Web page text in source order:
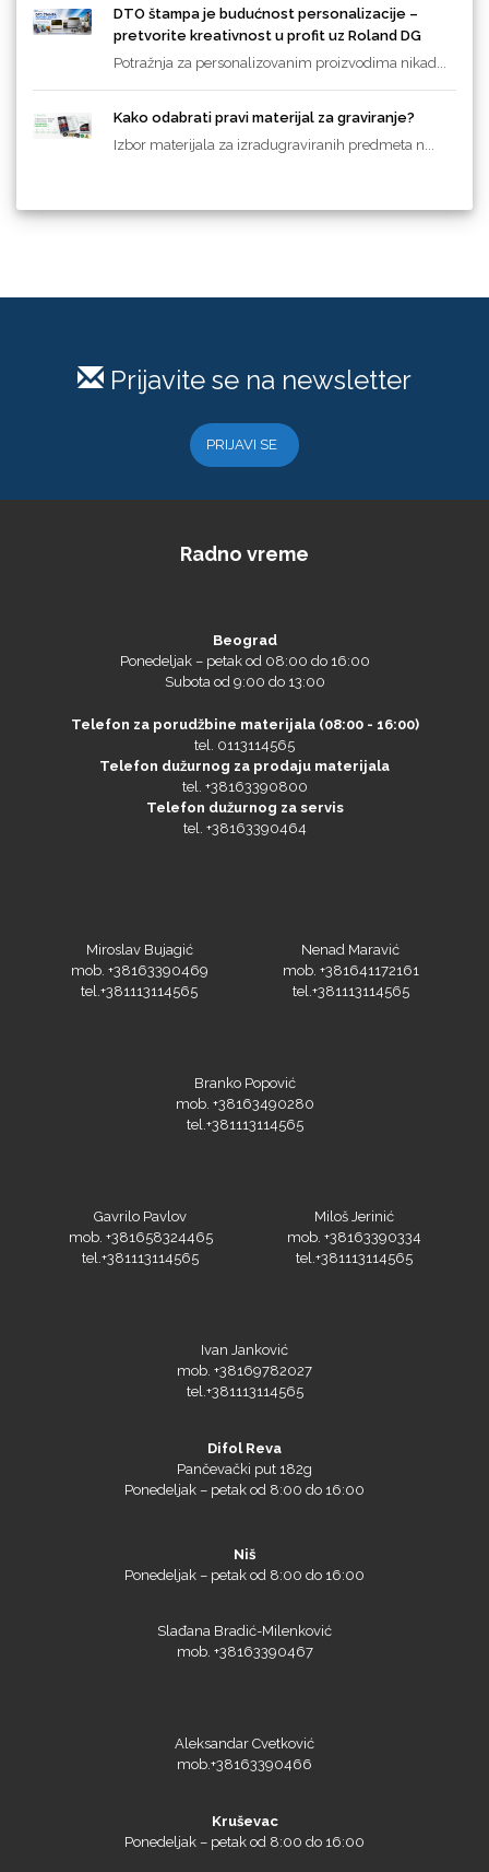
DTO štampa je budućnost personalizacije –
pretvorite kreativnost u profit uz Roland DG
Potražnja za personalizovanim proizvodima nikad...
Kako odabrati pravi materijal za graviranje?
Izbor materijala za izradugraviranih predmeta n...
Prijavite se na newsletter
PRIJAVI SE
Radno vreme
Beograd
Ponedeljak – petak od 08:00 do 16:00
Subota od 9:00 do 13:00
Telefon za porudžbine materijala (08:00 - 16:00)
tel. 0113114565
Telefon dužurnog za prodaju materijala
tel. +38163390800
Telefon dužurnog za servis
tel. +38163390464
Miroslav Bujagić
mob. +38163390469
tel.+381113114565
Nenad Maravić
mob. +381641172161
tel.+381113114565
Branko Popović
mob. +38163490280
tel.+381113114565
Gavrilo Pavlov
mob. +381658324465
tel.+381113114565
Miloš Jerinić
mob. +38163390334
tel.+381113114565
Ivan Janković
mob. +38169782027
tel.+381113114565
Difol Reva
Pančevački put 182g
Ponedeljak – petak od 8:00 do 16:00
Niš
Ponedeljak – petak od 8:00 do 16:00
Slađana Bradić-Milenković
mob. +38163390467
Aleksandar Cvetković
mob.+38163390466
Kruševac
Ponedeljak – petak od 8:00 do 16:00